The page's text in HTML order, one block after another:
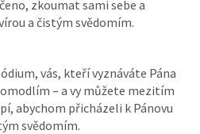
a čistým svědomím.
vás, kteří vyznáváte Pána
– a vy můžete mezitím
abychom přicházeli k Pánovu
svědomím.